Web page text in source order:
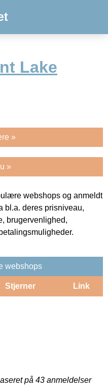
Lake
»
»
webshops og anmeldt
bl.a. deres prisniveau,
brugervenlighed,
webshops
Stjerner Link
på 43 anmeldelser